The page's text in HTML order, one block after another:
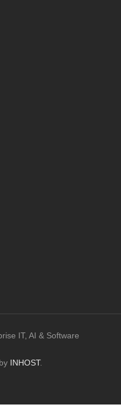
IT, AI & Software
INHOST.